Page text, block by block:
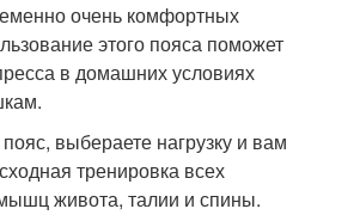
очень комфортных
этого пояса поможет
в домашних условиях
выбераете нагрузку и вам
тренировка всех
живота, талии и спины.